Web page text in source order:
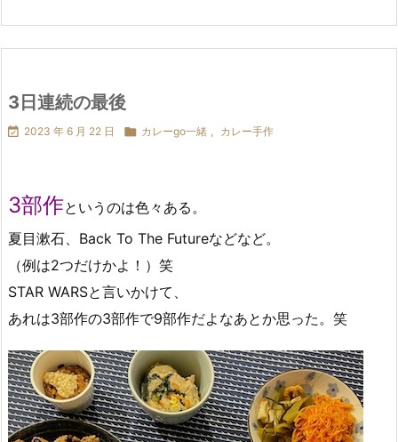
3日連続の最後
 2023 年 6 月 22 日  カレーgo一緒 カレー手作
3部作というのは色々ある。
夏目漱石、Back To The Futureなどなど。
（例は2つだけかよ！）笑
STAR WARSと言いかけて、
あれは3部作の3部作で9部作だよなあとか思った。笑